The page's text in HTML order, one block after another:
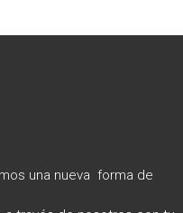
una nueva forma de